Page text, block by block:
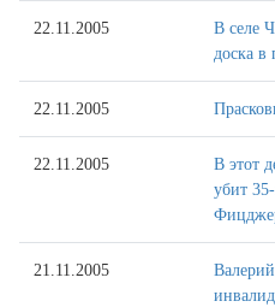
22.11.2005
В селе
доска в
22.11.2005
22.11.2005
В этот
убит
21.11.2005